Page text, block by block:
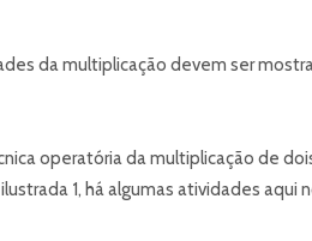
da multiplicação devem ser
operatória da multiplicação de
1, há algumas atividades aqui